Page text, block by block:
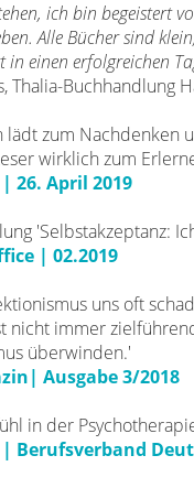
ich bin begeistert
Alle Bücher sind
einen erfolgreichen
Thalia-Buchhandlung
lädt zum
wirklich zum
26. April 2019
'Selbstakzeptanz:
| 02.2019
uns oft
nicht immer
überwinden.'
Ausgabe 3/2018
in der
Berufsverband